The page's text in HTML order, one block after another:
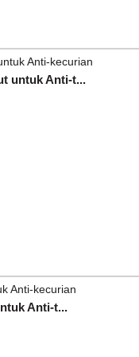
untuk Anti-t...
Anti-t...